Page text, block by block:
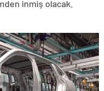
inmiş olacak.